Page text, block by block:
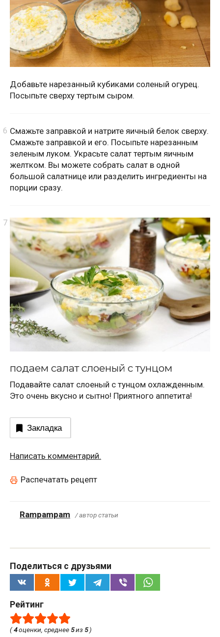
Добавьте нарезанный кубиками соленый огурец.
Посыпьте сверху тертым сыром.
Смажьте заправкой и натрите яичный белок сверху.
Смажьте заправкой и его. Посыпьте нарезанным
зеленым луком. Украсьте салат тертым яичным
желтком. Вы можете собрать салат в одной
большой салатнице или разделить ингредиенты на
порции сразу.
подаем салат слоеный с тунцом
Подавайте салат слоеный с тунцом охлажденным.
Это очень вкусно и сытно! Приятного аппетита!
Закладка
Написать комментарий.
Распечатать рецепт
Rampampam / автор статьи
Поделиться с друзьями
Рейтинг
(4оценки, среднее5из 5)